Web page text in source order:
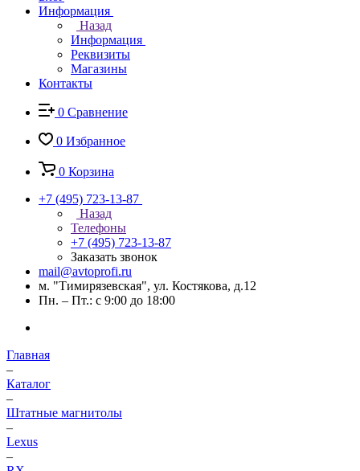
Информация
Назад
Информация
Реквизиты
Магазины
Контакты
0 Сравнение
0 Избранное
0 Корзина
+7 (495) 723-13-87
Назад
Телефоны
+7 (495) 723-13-87
Заказать звонок
mail@avtoprofi.ru
м. "Тимирязевская", ул. Костякова, д.12
Пн. – Пт.: с 9:00 до 18:00
Главная
–
Каталог
–
Штатные магнитолы
–
Lexus
–